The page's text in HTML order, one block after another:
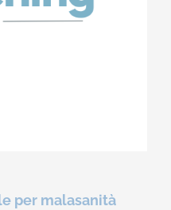
noi
per malasanità